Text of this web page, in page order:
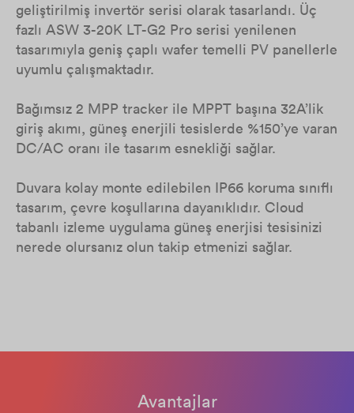
geliştirilmiş invertör serisi olarak tasarlandı. Üç
fazlı ASW 3-20K LT-G2 Pro serisi yenilenen
tasarımıyla geniş çaplı wafer temelli PV panellerle
uyumlu çalışmaktadır.
Bağımsız 2 MPP tracker ile MPPT başına 32A’lik
giriş akımı, güneş enerjili tesislerde %150’ye varan
DC/AC oranı ile tasarım esnekliği sağlar.
Duvara kolay monte edilebilen IP66 koruma sınıflı
tasarım, çevre koşullarına dayanıklıdır. Cloud
tabanlı izleme uygulama güneş enerjisi tesisinizi
nerede olursanız olun takip etmenizi sağlar.
Avantajlar